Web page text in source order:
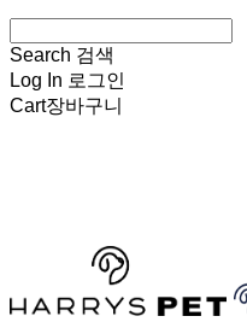
Search 검색
Log In 로그인
Cart장바구니